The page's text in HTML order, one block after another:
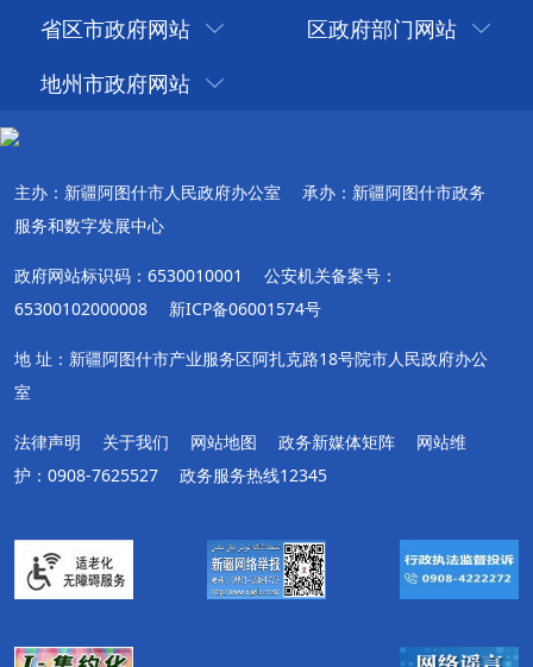
省区市政府网站
区政府部门网站
地州市政府网站
主办：新疆阿图什市人民政府办公室
承办：新疆阿图什市政务
服务和数字发展中心
政府网站标识码：6530010001
公安机关备案号：
65300102000008
新ICP备06001574号
地 址：新疆阿图什市产业服务区阿扎克路18号院市人民政府办公
室
法律声明 关于我们 网站地图 政务新媒体矩阵
网站维
护：0908-7625527
政务服务热线12345